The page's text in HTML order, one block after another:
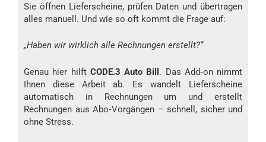
Sie öffnen Lieferscheine, prüfen Daten und übertragen
alles manuell. Und wie so oft kommt die Frage auf:
„Haben wir wirklich alle Rechnungen erstellt?“
Genau hier hilft CODE.3 Auto Bill . Das Add‑on nimmt
Ihnen diese Arbeit ab. Es wandelt Lieferscheine
automatisch in Rechnungen um und erstellt
Rechnungen aus Abo‑Vorgängen – schnell, sicher und
ohne Stress.